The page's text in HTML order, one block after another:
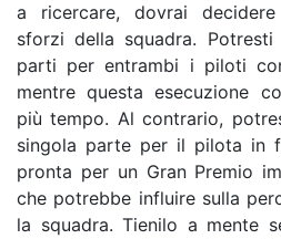
a ricercare, dovrai
sforzi della squadra.
parti per entrambi i piloti
mentre questa esecuzione
più tempo. Al contrario,
singola parte per il pilota in
pronta per un Gran Premio
che potrebbe influire sulla
la squadra. Tienilo a mente